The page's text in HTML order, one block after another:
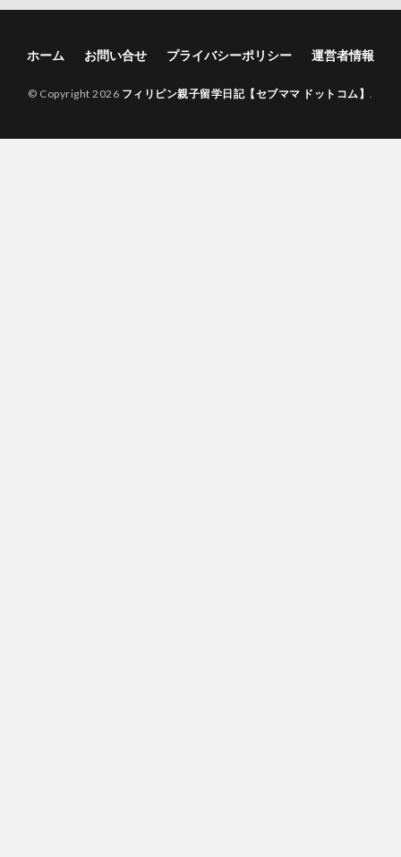
ホーム お問い合せ プライバシーポリシー 運営者情報
© Copyright 2026 フィリピン親子留学日記【セブママ ドットコム】.